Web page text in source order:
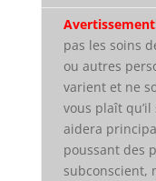
pas les soins
ou autres
varient et ne
vous plaît qu’il
aidera
poussant des
subconscient,